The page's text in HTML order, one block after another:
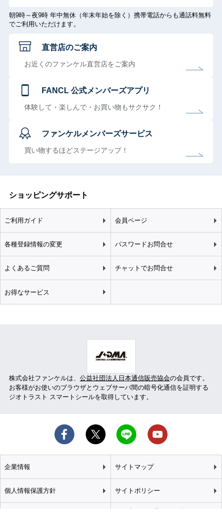
朝9時～夜9時 年中無休（年末年始を除く）携帯電話からも通話料無料
でご利用いただけます。
直営店のご案内
お近くのファンケル直営店をご案内
FANCL 公式メンバーズアプリ
体験して・楽しんで・お買い物もサクサク！
ファンケルメンバーズサービス
買い物するほどステージアップ！
ショッピングサポート
ご利用ガイド 会員ページ
各種登録情報の変更 パスワードお問合せ
よくあるご質問 チャットでお問合せ
お得なサービス
株式会社ファンケルは、 公益社団法人日本通信販売協会の会員です。
お客様がお使いのブラウザとウェブサーバ間の暗号化通信を証明する
ジオトラスト スマートシールを取得しています。
企業情報 サイトマップ
個人情報保護方針 サイトポリシー
カスタマーハラスメント